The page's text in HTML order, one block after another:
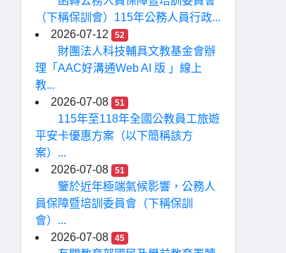
（下稱保訓會）115年公務人員行政...
2026-07-12
52
財團法人科技輔具文教基金會辦
理「AAC好溝通Web AI 版 」線上
教...
2026-07-08
51
115年至118年全國公教員工旅遊
平安卡優惠方案（以下簡稱該方
案）...
2026-07-08
51
鑒於近年極端氣候影響，公務人
員保障暨培訓委員會（下稱保訓
會）...
2026-07-08
45